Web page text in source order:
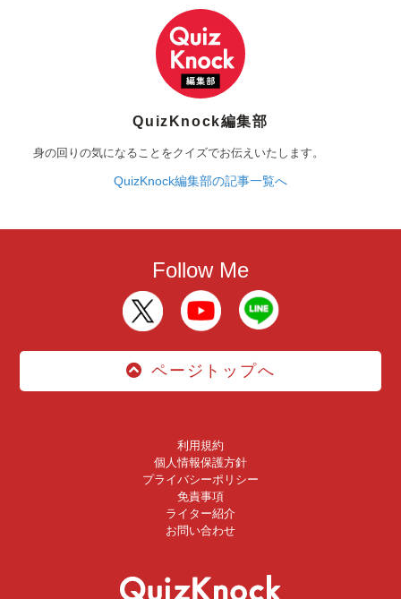
QuizKnock編集部
身の回りの気になることをクイズでお伝えいたします。
QuizKnock編集部の記事一覧へ
Follow Me
ページトップへ
利用規約
個人情報保護方針
プライバシーポリシー
免責事項
ライター紹介
お問い合わせ